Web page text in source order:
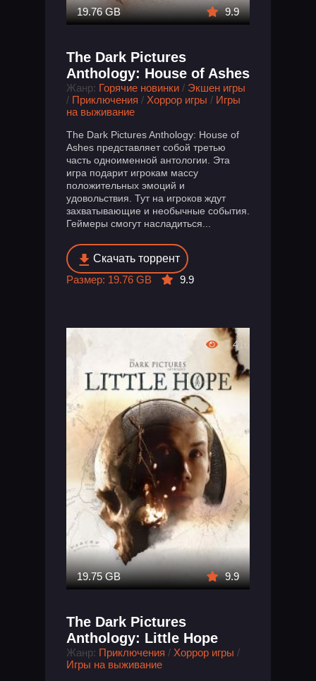
19.76 GB 9.9
The Dark Pictures
Anthology: House of Ashes
Жанр: Горячие новинки / Экшен игры
/ Приключения / Хоррор игры / Игры
на выживание
The Dark Pictures Anthology: House of
Ashes представляет собой третью
часть одноименной антологии. Эта
игра подарит игрокам массу
положительных эмоций и
удовольствия. Тут на игроков ждут
захватывающие и необычные события.
Геймеры смогут насладиться...
Скачать торрент
Размер: 19.76 GB
9.9
19.75 GB 9.9
The Dark Pictures
Anthology: Little Hope
Жанр: Приключения / Хоррор игры /
Игры на выживание
7 416